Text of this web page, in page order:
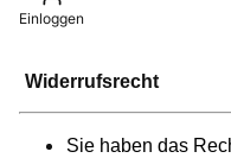
Einloggen
Widerrufsrecht
Sie haben das